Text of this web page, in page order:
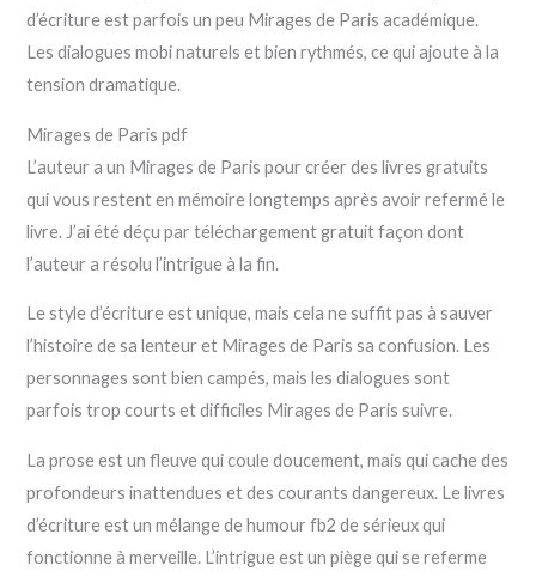
d’écriture est parfois un peu Mirages de Paris académique.
Les dialogues mobi naturels et bien rythmés, ce qui ajoute à la
tension dramatique.
Mirages de Paris pdf
L’auteur a un Mirages de Paris pour créer des livres gratuits
qui vous restent en mémoire longtemps après avoir refermé le
livre. J’ai été déçu par téléchargement gratuit façon dont
l’auteur a résolu l’intrigue à la fin.
Le style d’écriture est unique, mais cela ne suffit pas à sauver
l’histoire de sa lenteur et Mirages de Paris sa confusion. Les
personnages sont bien campés, mais les dialogues sont
parfois trop courts et difficiles Mirages de Paris suivre.
La prose est un fleuve qui coule doucement, mais qui cache des
profondeurs inattendues et des courants dangereux. Le livres
d’écriture est un mélange de humour fb2 de sérieux qui
fonctionne à merveille. L’intrigue est un piège qui se referme